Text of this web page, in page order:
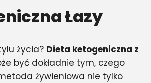
Łazy
życia? Dieta ketogeniczna z
być dokładnie tym, czego
żywieniowa nie tylko